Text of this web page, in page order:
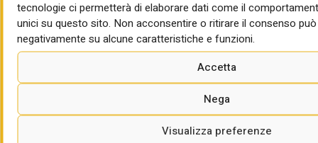
tecnologie ci permetterà di elaborare dati come il
unici su questo sito. Non acconsentire o ritirare il consenso
negativamente su alcune caratteristiche e funzioni.
Accetta
Nega
Visualizza preferenze
di Mercedes Tascedda
ONSAI CRESME-CNAPPC
Bandi SAI: metrò Firenze-Prato e
termovalorizzatore di Gioia Tauro